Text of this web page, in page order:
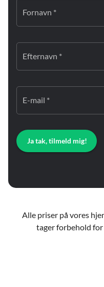
Fornavn *
Efternavn *
E-mail *
Ja tak, tilmeld mig!
Alle priser på vores
tager forbehold